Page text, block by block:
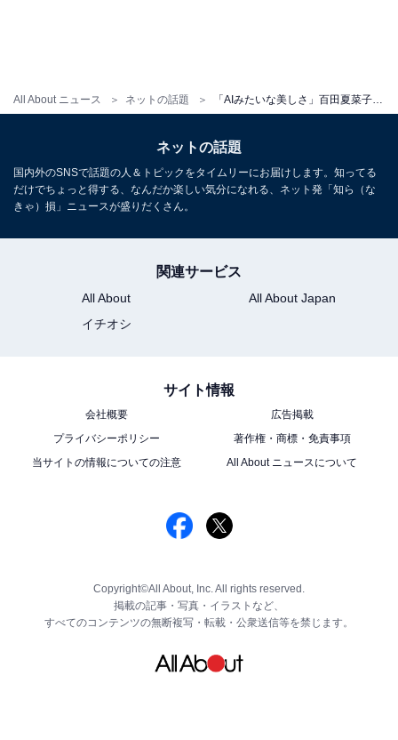
All About ニュース ネットの話題
ネットの話題
国内外のSNSで話題の人＆トピックをタイムリーにお届けします。知ってる
だけでちょっと得する、なんだか楽しい気分になれる、ネット発「知ら（な
きゃ）損」ニュースが盛りだくさん。
関連サービス
All About
All About Japan
イチオシ
サイト情報
会社概要
広告掲載
プライバシーポリシー
著作権・商標・免責事項
当サイトの情報についての注意
All About ニュースについて
Copyright©All About, Inc. All rights reserved.
掲載の記事・写真・イラストなど、
すべてのコンテンツの無断複写・転載・公衆送信等を禁じます。